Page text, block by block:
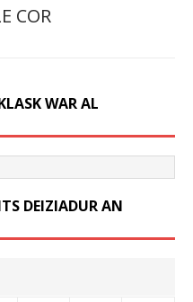
COR
WAR AL
DEIZIADUR AN